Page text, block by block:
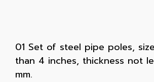
01 Set of steel pipe poles,
than 4 inches, thickness not
mm.